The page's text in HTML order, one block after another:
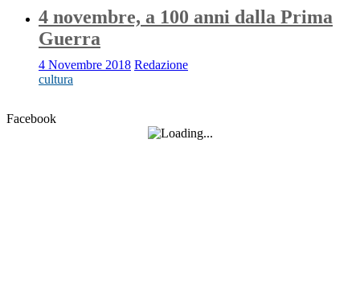
4 novembre, a 100 anni dalla Prima
Guerra
4 Novembre 2018 Redazione
cultura
Facebook